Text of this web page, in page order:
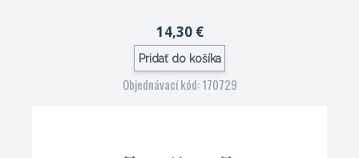
14,30 €
Pridať do košíka
Objednávací kód: 170729